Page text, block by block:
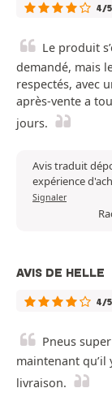
4/5
Le produit
demandé, mais
respectés, avec
après-vente a
jours.
Avis traduit
expérience
Signaler
AVIS DE HELLE
4/5
Pneus
maintenant qu’il
livraison.